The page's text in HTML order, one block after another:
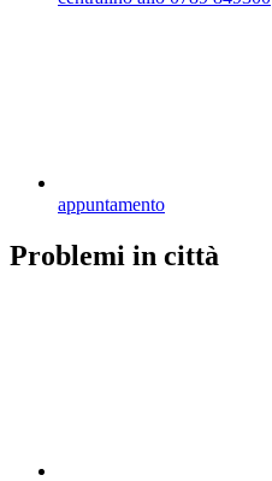
appuntamento
Problemi in città